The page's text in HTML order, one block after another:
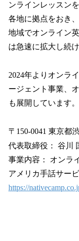
ンラインレッスン
各地に拠点をおき
地域でオンライン
は急速に拡大し続
2024年よりオンラ
ージェント事業、
も展開しています。
〒150-0041 東京都
代表取締役： 谷川
事業内容： オンラ
アメリカ手話サー
https://